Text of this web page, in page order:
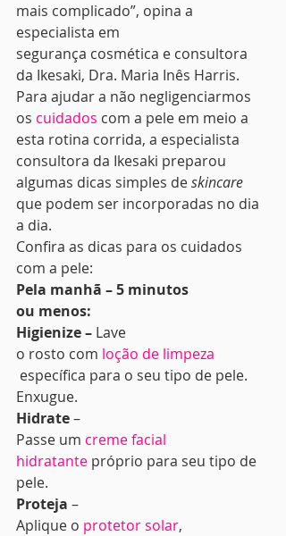
mais complicado”, opina a
especialista em
segurança cosmética e consultora
da Ikesaki, Dra. Maria Inês Harris.
Para ajudar a não negligenciarmos
os cuidados com a pele em meio a
esta rotina corrida, a especialista
consultora da Ikesaki preparou
algumas dicas simples de skincare
que podem ser incorporadas no dia
a dia.
Confira as dicas para os cuidados
com a pele:
Pela manhã – 5 minutos
ou menos:
Higienize – Lave
o rosto com loção de limpeza
Enxugue.
Hidrate –
Passe um creme facial
hidratante próprio para seu tipo de
pele.
Proteja –
Aplique o protetor solar,